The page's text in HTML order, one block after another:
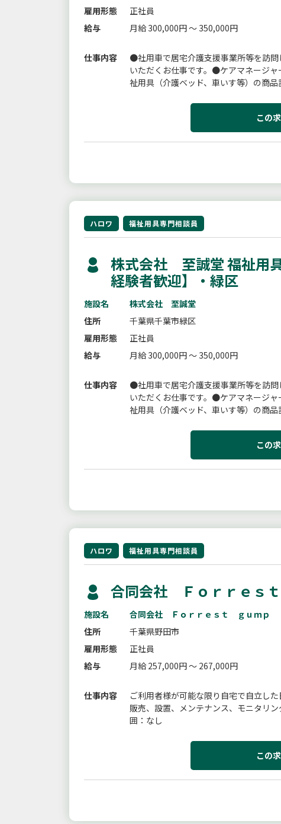
雇用形態
正社員
給与
月給 300,000円 ～ 350,000円
仕事内容
●社用車で居宅介護支援事業所等を訪
いただくお仕事です。●ケアマネージ
祉用具（介護ベッド、車いす等）の商
この
ハロワ 福祉用具専門相談員
株式会社 至誠堂 福祉用
経験者歓迎】・緑区
施設名
株式会社 至誠堂
住所
千葉県千葉市緑区
雇用形態
正社員
給与
月給 300,000円 ～ 350,000円
仕事内容
●社用車で居宅介護支援事業所等を訪
いただくお仕事です。●ケアマネージ
祉用具（介護ベッド、車いす等）の商
この
ハロワ 福祉用具専門相談員
合同会社 Ｆｏｒｒｅｓ
施設名
合同会社 Ｆｏｒｒｅｓｔ ｇｕｍｐ
住所
千葉県野田市
雇用形態
正社員
給与
月給 257,000円 ～ 267,000円
仕事内容
ご利用者様が可能な限り自宅で自立し
販売、設置、メンテナンス、モニタリ
囲：なし
この